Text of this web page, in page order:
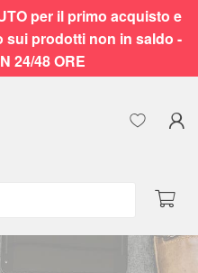
per il primo acquisto e
sui prodotti non in saldo -
24/48 ORE